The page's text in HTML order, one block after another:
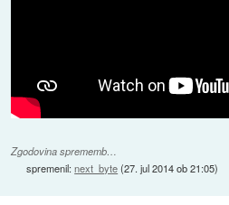
Zgodovina sprememb…
spremenil:next_byte(27. jul 2014 ob 21:05)